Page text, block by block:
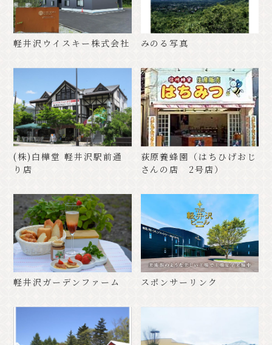
観光案内所
観光協会について
会議室利⽤希望お申し込み
軽井沢観光会館利⽤お申し込み
バナー広告案内
お問い合わせ
プライバシーポリシー
PR
軽井沢ウイスキー株式会社 みのる写真
(株)白樺堂 軽井沢駅前通
り店
荻原養蜂園（はちひげおじ
さんの店 2号店）
軽井沢ガーデンファーム スポンサーリンク